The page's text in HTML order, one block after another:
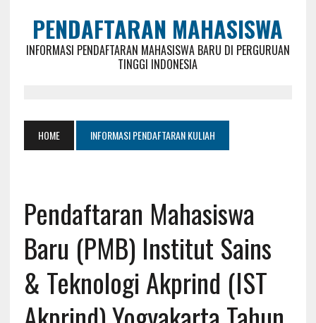
PENDAFTARAN MAHASISWA
INFORMASI PENDAFTARAN MAHASISWA BARU DI PERGURUAN
TINGGI INDONESIA
HOME INFORMASI PENDAFTARAN KULIAH
Pendaftaran Mahasiswa
Baru (PMB) Institut Sains
& Teknologi Akprind (IST